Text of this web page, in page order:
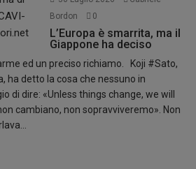
Bordon
0
L’Europa è smarrita, ma il
Giappone ha deciso
ed un preciso richiamo. Koji #Sato,
ha detto la cosa che nessuno in
di dire: «Unless things change, we will
cambiano, non sopravviveremo». Non